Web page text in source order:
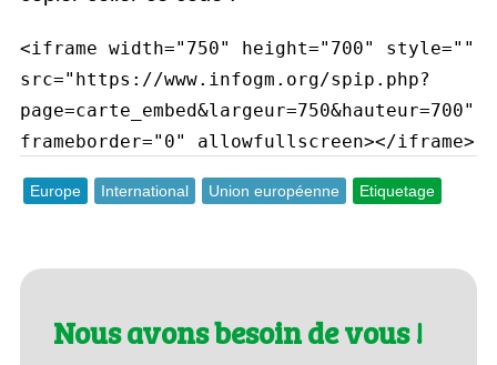
<iframe width="750" height="700" style=""
src="https://www.infogm.org/spip.php?
page=carte_embed&largeur=750&hauteur=700"
frameborder="0" allowfullscreen></iframe>
Europe International Union européenne Etiquetage
Nous avons besoin de vous !